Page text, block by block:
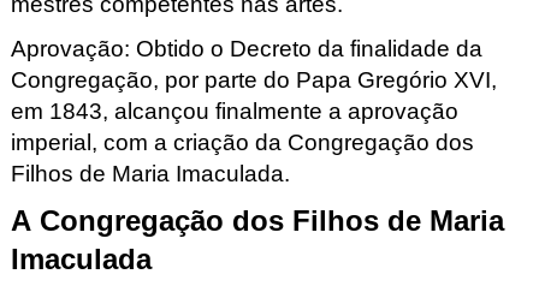
Aprovação: Obtido o Decreto da finalidade da
Congregação, por parte do Papa Gregório XVI,
em 1843, alcançou finalmente a aprovação
imperial, com a criação da Congregação dos
Filhos de Maria Imaculada.
A Congregação dos Filhos de Maria
Imaculada